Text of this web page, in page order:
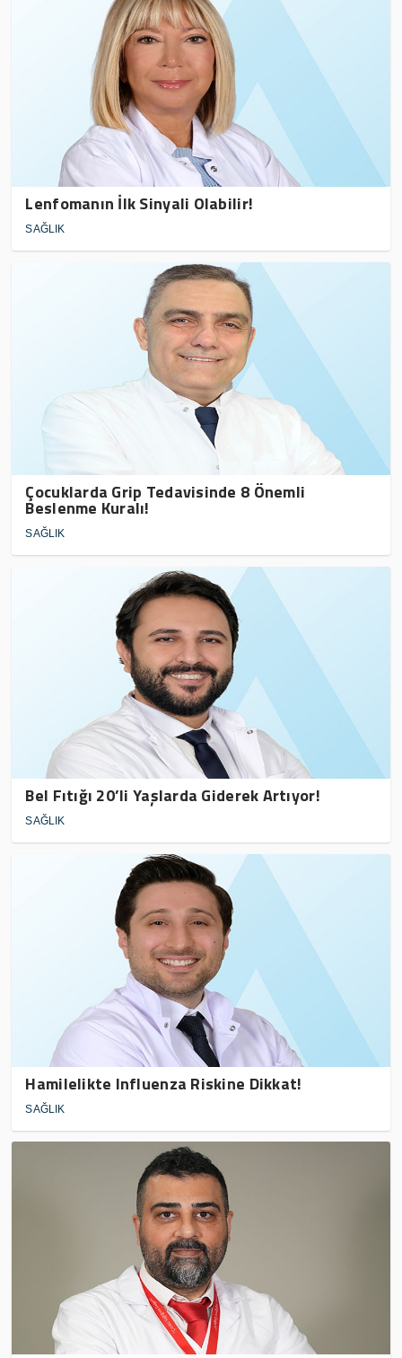
Lenfomanın İlk Sinyali Olabilir!
SAĞLIK
Çocuklarda Grip Tedavisinde 8 Önemli
Beslenme Kuralı!
SAĞLIK
Bel Fıtığı 20’li Yaşlarda Giderek Artıyor!
SAĞLIK
Hamilelikte Influenza Riskine Dikkat!
SAĞLIK